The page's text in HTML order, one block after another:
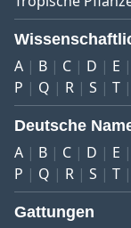
A B C D E
P
Q R S T
Deutsche
A B C D E
P
Q R S T
Gattungen